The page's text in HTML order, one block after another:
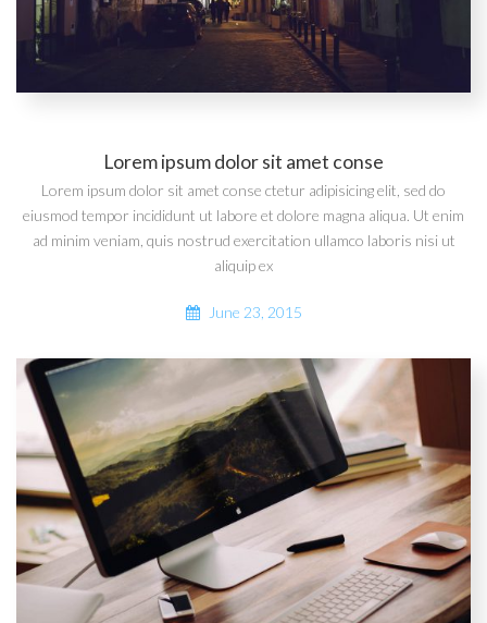
Lorem ipsum dolor sit amet conse
Lorem ipsum dolor sit amet conse ctetur adipisicing elit, sed do
eiusmod tempor incididunt ut labore et dolore magna aliqua. Ut enim
ad minim veniam, quis nostrud exercitation ullamco laboris nisi ut
aliquip ex
June 23, 2015